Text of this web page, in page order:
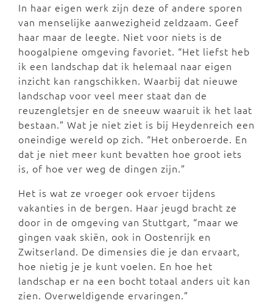
In haar eigen werk zijn deze of andere sporen
van menselijke aanwezigheid zeldzaam. Geef
haar maar de leegte. Niet voor niets is de
hoogalpiene omgeving favoriet. “Het liefst heb
ik een landschap dat ik helemaal naar eigen
inzicht kan rangschikken. Waarbij dat nieuwe
landschap voor veel meer staat dan de
reuzengletsjer en de sneeuw waaruit ik het laat
bestaan.” Wat je niet ziet is bij Heydenreich een
oneindige wereld op zich. “Het onberoerde. En
dat je niet meer kunt bevatten hoe groot iets
is, of hoe ver weg de dingen zijn.”
Het is wat ze vroeger ook ervoer tijdens
vakanties in de bergen. Haar jeugd bracht ze
door in de omgeving van Stuttgart, “maar we
gingen vaak skiën, ook in Oostenrijk en
Zwitserland. De dimensies die je dan ervaart,
hoe nietig je je kunt voelen. En hoe het
landschap er na een bocht totaal anders uit kan
zien. Overweldigende ervaringen.”